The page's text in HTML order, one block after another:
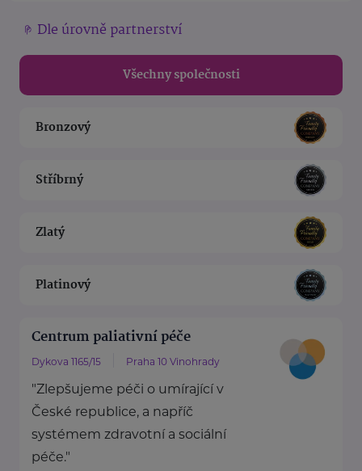
Dle úrovně partnerství
Všechny společnosti
Bronzový
Stříbrný
Zlatý
Platinový
Centrum paliativní péče
Dykova 1165/15 Praha 10 Vinohrady
"Zlepšujeme péči o umírající v
České republice, a napříč
systémem zdravotní a sociální
péče."